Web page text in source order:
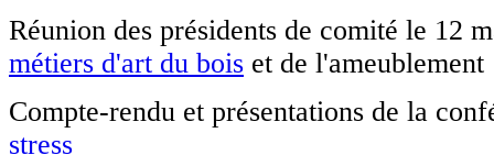
C'est presque l'été
Les permanences à Duranti seront
suspendues en juillet et août et le 2
septembre. Nous restons joignables par
Réunion des présidents de comité le 12
métiers d'art du bois et de l'ameublement
Compte-rendu et présentations de la
stress